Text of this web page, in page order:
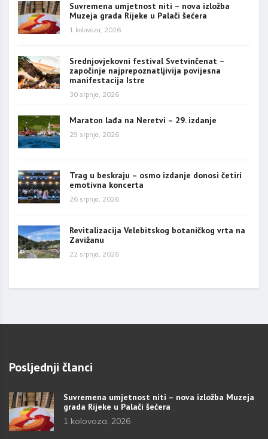
Suvremena umjetnost niti – nova izložba
Muzeja grada Rijeke u Palači šećera
1 kolovoza, 2026
Srednjovjekovni festival Svetvinčenat –
započinje najprepoznatljivija povijesna
manifestacija Istre
30 srpnja, 2026
Maraton lađa na Neretvi – 29. izdanje
29 srpnja, 2026
Trag u beskraju – osmo izdanje donosi četiri
emotivna koncerta
26 srpnja, 2026
Revitalizacija Velebitskog botaničkog vrta na
Zavižanu
22 srpnja, 2026
Posljednji članci
Suvremena umjetnost niti – nova izložba Muzeja
grada Rijeke u Palači šećera
1 kolovoza, 2026